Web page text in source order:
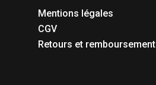
Mentions légales
CGV
Retours et